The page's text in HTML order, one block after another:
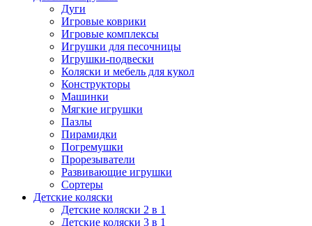
Дуги
Игровые коврики
Игровые комплексы
Игрушки для песочницы
Игрушки-подвески
Коляски и мебель для кукол
Конструкторы
Машинки
Мягкие игрушки
Пазлы
Пирамидки
Погремушки
Прорезыватели
Развивающие игрушки
Сортеры
Детские коляски
Детские коляски 2 в 1
Детские коляски 3 в 1